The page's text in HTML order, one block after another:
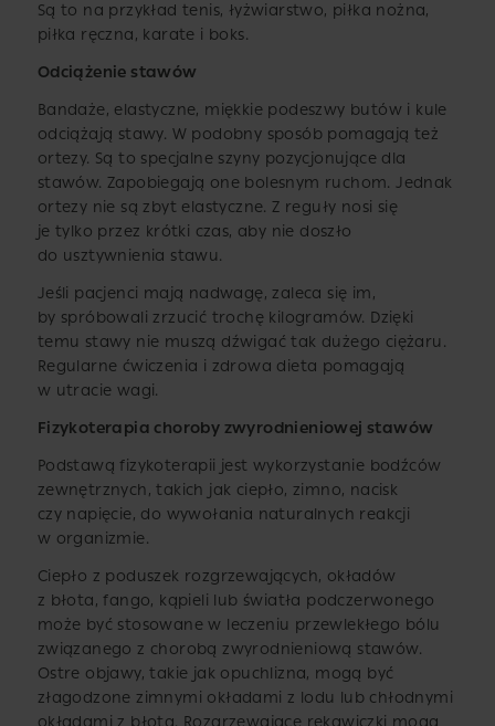
Są to na przykład tenis, łyżwiarstwo, piłka nożna,
piłka ręczna, karate i boks.
Odciążenie stawów
Bandaże, elastyczne, miękkie podeszwy butów i kule
odciążają stawy. W podobny sposób pomagają też
ortezy. Są to specjalne szyny pozycjonujące dla
stawów. Zapobiegają one bolesnym ruchom. Jednak
ortezy nie są zbyt elastyczne. Z reguły nosi się
je tylko przez krótki czas, aby nie doszło
do usztywnienia stawu.
Jeśli pacjenci mają nadwagę, zaleca się im,
by spróbowali zrzucić trochę kilogramów. Dzięki
temu stawy nie muszą dźwigać tak dużego ciężaru.
Regularne ćwiczenia i zdrowa dieta pomagają
w utracie wagi.
Fizykoterapia choroby zwyrodnieniowej stawów
Podstawą fizykoterapii jest wykorzystanie bodźców
zewnętrznych, takich jak ciepło, zimno, nacisk
czy napięcie, do wywołania naturalnych reakcji
w organizmie.
Ciepło z poduszek rozgrzewających, okładów
z błota, fango, kąpieli lub światła podczerwonego
może być stosowane w leczeniu przewlekłego bólu
związanego z chorobą zwyrodnieniową stawów.
Ostre objawy, takie jak opuchlizna, mogą być
złagodzone zimnymi okładami z lodu lub chłodnymi